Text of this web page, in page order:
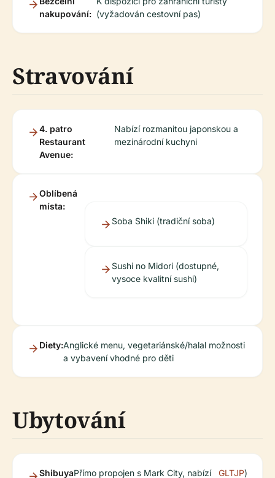
nakupování: (vyžadován cestovní pas)
Stravování
4. patro
Restaurant
Avenue:
Nabízí rozmanitou japonskou a
mezinárodní kuchyni
Oblíbená
místa:
Soba Shiki (tradiční soba)
Sushi no Midori (dostupné,
vysoce kvalitní sushi)
Diety:Anglické menu, vegetariánské/halal možnosti
a vybavení vhodné pro děti
Ubytování
ShibuyaPřímo propojen s Mark City, nabízí
GLTJP)